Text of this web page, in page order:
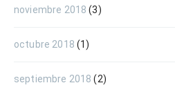
noviembre 2018 (3)
octubre 2018 (1)
septiembre 2018 (2)